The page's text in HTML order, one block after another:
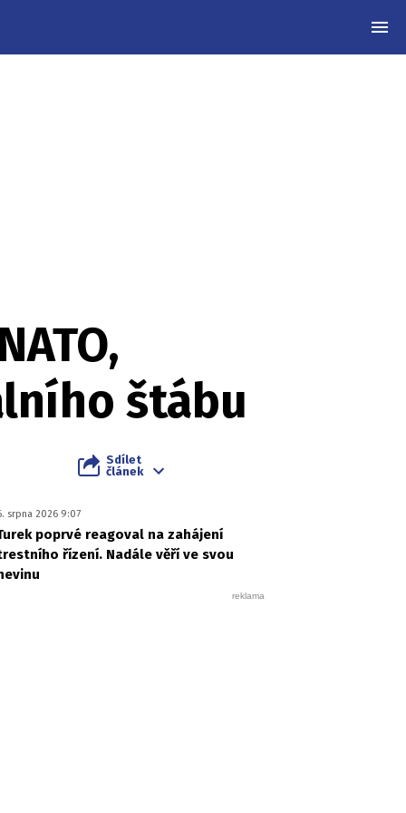
štábu
Sdílet
článek
srpna 2026 9:07
poprvé reagoval na zahájení
řízení. Nadále věří ve svou